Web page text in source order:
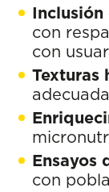
con
con
Texturas
Ensayos
con